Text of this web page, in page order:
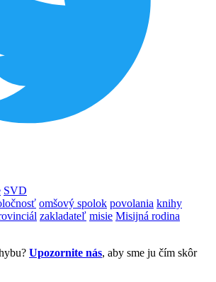
SVD
omšový spolok povolania knihy
zakladateľ misie Misijná rodina
Upozornite nás, aby sme ju čím skôr